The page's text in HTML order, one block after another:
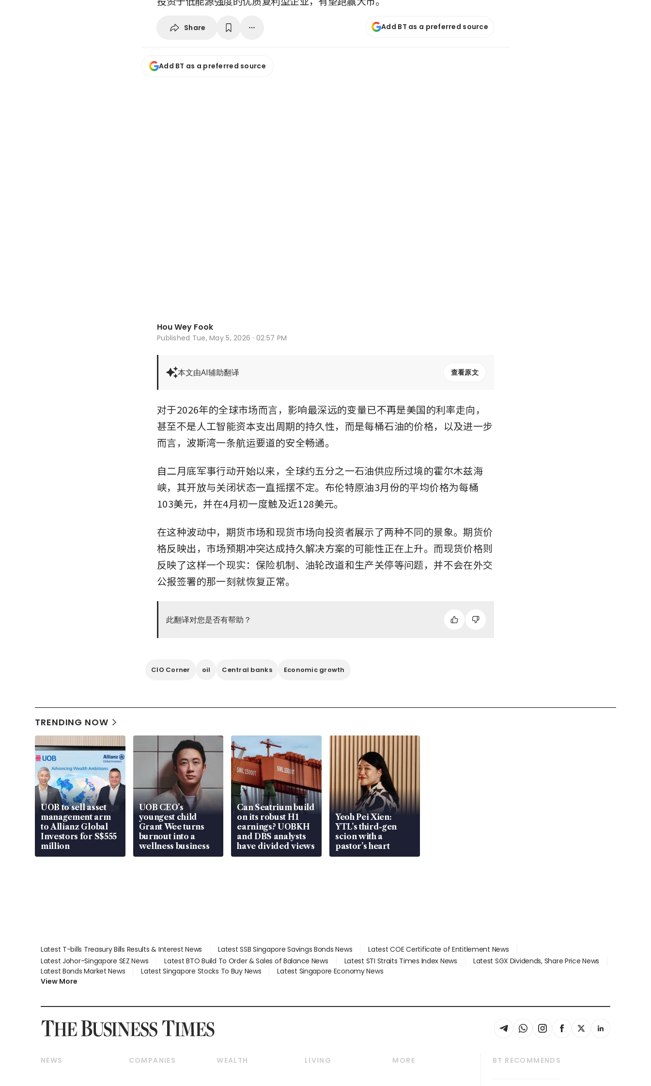
Share Add BT as a preferred source
Add BT as a preferred source
Hou Wey Fook
Published Tue, May 5, 2026 · 02:57 PM
本文由AI辅助翻译 查看原文
对于2026年的全球市场而言，影响最深远的变量已不再是美国的利率走向，
甚至不是人工智能资本支出周期的持久性，而是每桶石油的价格，以及进一步
而言，波斯湾一条航运要道的安全畅通。
自二月底军事行动开始以来，全球约五分之一石油供应所过境的霍尔木兹海
峡，其开放与关闭状态一直摇摆不定。布伦特原油3月份的平均价格为每桶
103美元，并在4月初一度触及近128美元。
在这种波动中，期货市场和现货市场向投资者展示了两种不同的景象。期货价
格反映出，市场预期冲突达成持久解决方案的可能性正在上升。而现货价格则
反映了这样一个现实：保险机制、油轮改道和生产关停等问题，并不会在外交
公报签署的那一刻就恢复正常。
此翻译对您是否有帮助？
CIO Corner oil Central banks Economic growth
TRENDING NOW
UOB to sell asset
management arm
to Allianz Global
Investors for S$555
million
UOB CEO’s
youngest child
Grant Wee turns
burnout into a
wellness business
Can Seatrium build
on its robust H1
earnings? UOBKH
and DBS analysts
have divided views
Yeoh Pei Xien:
YTL’s third-gen
scion with a
pastor’s heart
Latest T-bills Treasury Bills Results & Interest News Latest SSB Singapore Savings Bonds News
Latest COE Certificate of Entitlement News
Latest Johor-Singapore SEZ News
Latest BTO Build To Order & Sales of Balance News Latest STI Straits Times Index News
Latest SGX Dividends, Share Price News
Latest Bonds Market News
Latest Singapore Stocks To Buy News
Latest Singapore Economy News
View More
NEWS
COMPANIES
WEALTH
LIVING
MORE
BT RECOMMENDS